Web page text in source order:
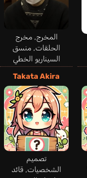
المخرج, مخرج
الحلقات, منسق
السيناريو الخطي
Takata Akira
تصميم
الشخصيات, قائد